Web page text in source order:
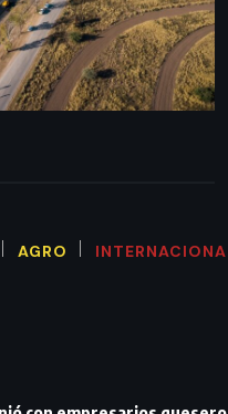
AGRO